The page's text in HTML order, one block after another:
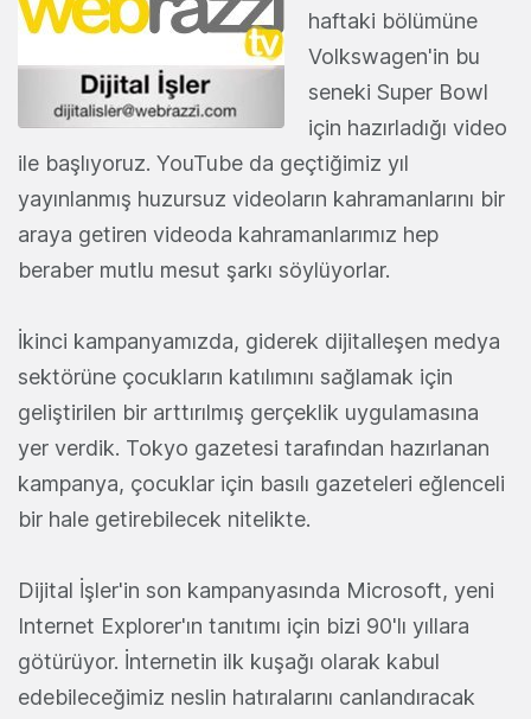
haftaki bölümüne
Volkswagen'in bu
seneki Super Bowl
için hazırladığı video
ile başlıyoruz. YouTube da geçtiğimiz yıl
yayınlanmış huzursuz videoların kahramanlarını bir
araya getiren videoda kahramanlarımız hep
beraber mutlu mesut şarkı söylüyorlar.
İkinci kampanyamızda, giderek dijitalleşen medya
sektörüne çocukların katılımını sağlamak için
geliştirilen bir arttırılmış gerçeklik uygulamasına
yer verdik. Tokyo gazetesi tarafından hazırlanan
kampanya, çocuklar için basılı gazeteleri eğlenceli
bir hale getirebilecek nitelikte.
Dijital İşler'in son kampanyasında Microsoft, yeni
Internet Explorer'ın tanıtımı için bizi 90'lı yıllara
götürüyor. İnternetin ilk kuşağı olarak kabul
edebileceğimiz neslin hatıralarını canlandıracak